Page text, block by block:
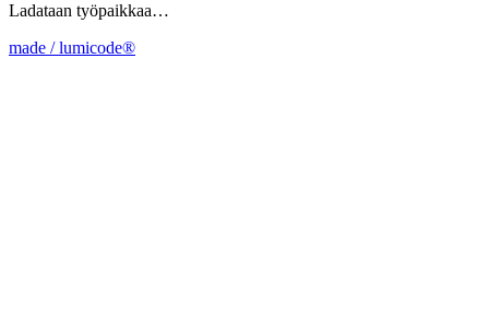
Ladataan työpaikkaa…
made / lumicode®